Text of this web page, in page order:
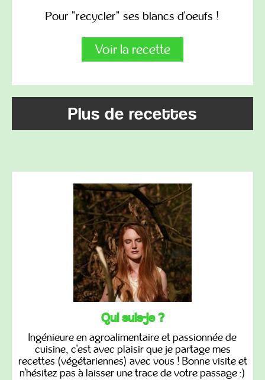
Pour "recycler" ses blancs d'oeufs !
Voir la recette
Plus de recettes
Qui suis-je ?
Ingénieure en agroalimentaire et passionnée de
cuisine, c'est avec plaisir que je partage mes
recettes (végétariennes) avec vous ! Bonne visite et
n'hésitez pas à laisser une trace de votre passage :)